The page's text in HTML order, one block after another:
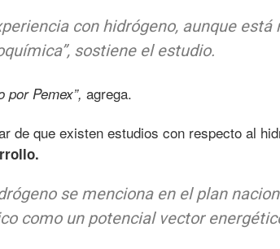
con hidrógeno, aunque
sostiene el estudio.
por Pemex”, agrega.
de que existen estudios con respecto al
se menciona en el plan
como un potencial vector